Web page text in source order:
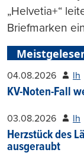
„Helvetia+“
Briefmarken
04.08.2026 lh
KV-Noten-Fall
03.08.2026 lh
Herzstück des
ausgeraubt